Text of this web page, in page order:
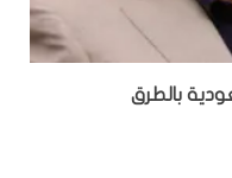
بالطرق